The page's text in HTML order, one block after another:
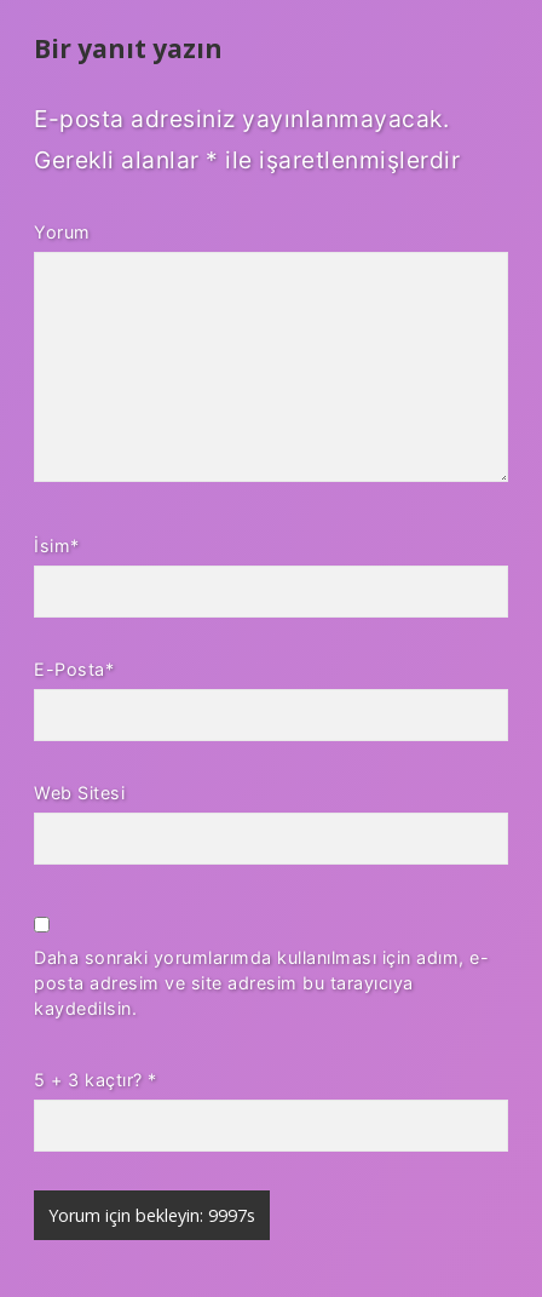
Bir yanıt yazın
E-posta adresiniz yayınlanmayacak.
Gerekli alanlar * ile işaretlenmişlerdir
Yorum
İsim*
E-Posta*
Web Sitesi
Daha sonraki yorumlarımda kullanılması için adım, e-
posta adresim ve site adresim bu tarayıcıya
kaydedilsin.
5 + 3 kaçtır? *